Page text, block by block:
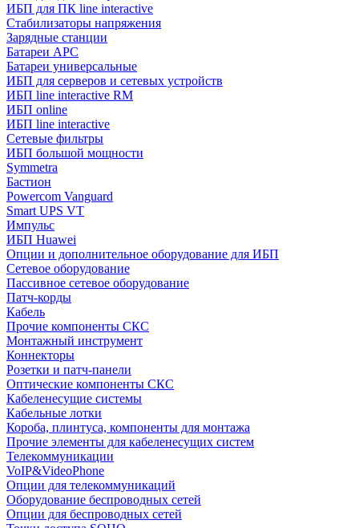
ИБП для ПК linе interactive
Стабилизаторы напряжения
Зарядные станции
Батареи APC
Батареи универсальные
ИБП для серверов и сетевых устройств
ИБП line interactive RM
ИБП online
ИБП linе interactive
Сетевые фильтры
ИБП большой мощности
Symmetra
Бастион
Powercom Vanguard
Smart UPS VT
Импульс
ИБП Huawei
Опции и дополнительное оборудование для ИБП
Сетевое оборудование
Пассивное сетевое оборудование
Патч-корды
Кабель
Прочие компоненты СКС
Монтажный инструмент
Коннекторы
Розетки и патч-панели
Оптические компоненты СКС
Кабеленесущие системы
Кабельные лотки
Короба, плинтуса, компоненты для монтажа
Прочие элементы для кабеленесущих систем
Телекоммуникации
VoIP&VideoPhone
Опции для телекоммуникаций
Оборудование беспроводных сетей
Опции для беспроводных сетей